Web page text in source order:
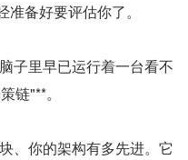
备好要评估你了。
子里早已运行着一台看不
链"**。
、你的架构有多先进。它